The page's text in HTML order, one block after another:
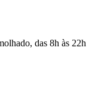
das 8h às 22h